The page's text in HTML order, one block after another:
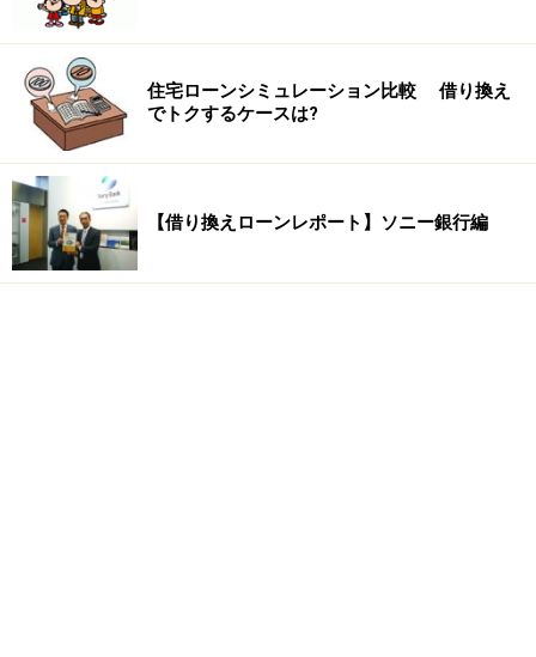
住宅ローンシミュレーション比較 借り換え
でトクするケースは?
【借り換えローンレポート】ソニー銀行編